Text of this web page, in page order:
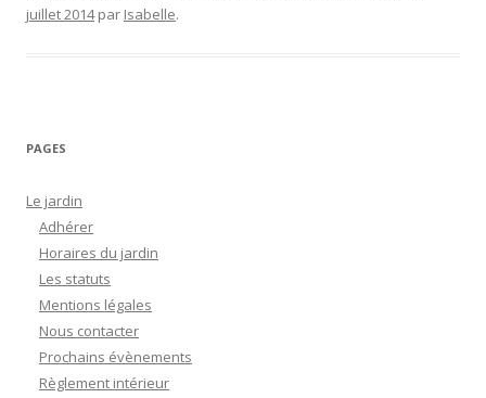
o
juillet 2014 par Isabelle.
PAGES
Le jardin
Adhérer
Horaires du jardin
Les statuts
Mentions légales
Nous contacter
Prochains évènements
Règlement intérieur